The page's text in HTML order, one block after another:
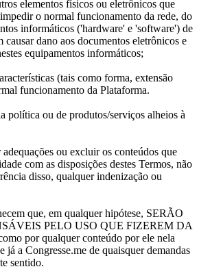
elementos físicos ou eletrônicos que
o normal funcionamento da rede, do
informáticos ('hardware' e 'software') de
causar dano aos documentos eletrônicos e
equipamentos informáticos;
(tais como forma, extensão
funcionamento da Plataforma.
política ou de produtos/serviços alheios à
ou excluir os conteúdos que
com as disposições destes Termos, não
disso, qualquer indenização ou
que, em qualquer hipótese, SERÃO
PELO USO QUE FIZEREM DA
por qualquer conteúdo por ele nela
já a Congresse.me de quaisquer demandas
sentido.